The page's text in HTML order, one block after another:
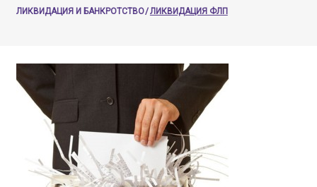
ЛИКВИДАЦИЯ И БАНКРОТСТВО/ЛИКВИДАЦИЯ ФЛП